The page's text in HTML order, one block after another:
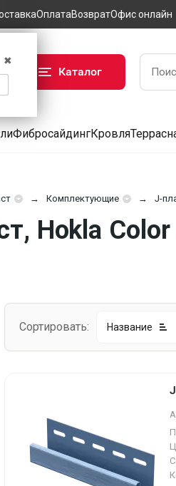
✖
ОплатаВозвратОфис онлайн
Каталог
ФибросайдингКровля
Комплектующие J-
Hokla Color
Сортировать: Название